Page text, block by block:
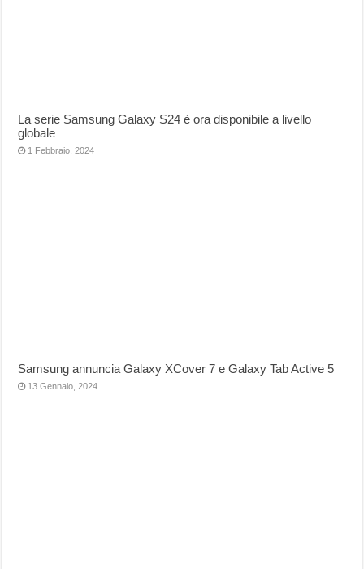
La serie Samsung Galaxy S24 è ora disponibile a livello
globale
1 Febbraio, 2024
Samsung annuncia Galaxy XCover 7 e Galaxy Tab Active 5
13 Gennaio, 2024